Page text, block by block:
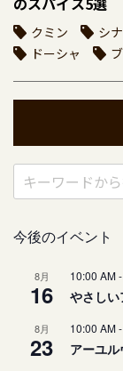
クミン シ
ドーシャ
今後のイベント
8月
16
10:00 AM-
やさし
8月
23
10:00 AM-
アーユ